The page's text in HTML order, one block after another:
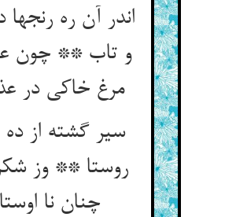
اندر آن ره رنجها
و تاب ** چون
مرغ خاکی در
سیر گشته از ده
روستا ** وز
چنان نا اوستا